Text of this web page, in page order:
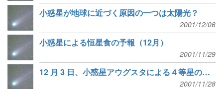
小惑星が地球に近づく原因の一つは太陽光？
2001/12/06
小惑星による恒星食の予報（12月）
2001/11/29
12 月 3 日、小惑星アウグスタによる４等星の食が西日本で見られる!
2001/11/28